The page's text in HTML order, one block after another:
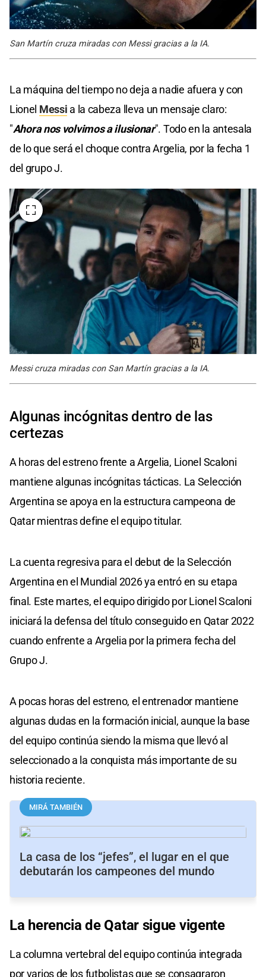
San Martín cruza miradas con Messi gracias a la IA.
La máquina del tiempo no deja a nadie afuera y con
Lionel Messi a la cabeza lleva un mensaje claro:
"Ahora nos volvimos a ilusionar". Todo en la antesala
de lo que será el choque contra Argelia, por la fecha 1
del grupo J.
Messi cruza miradas con San Martín gracias a la IA.
Algunas incógnitas dentro de las
certezas
A horas del estreno frente a Argelia, Lionel Scaloni
mantiene algunas incógnitas tácticas. La Selección
Argentina se apoya en la estructura campeona de
Qatar mientras define el equipo titular.
La cuenta regresiva para el debut de la Selección
Argentina en el Mundial 2026 ya entró en su etapa
final. Este martes, el equipo dirigido por Lionel Scaloni
iniciará la defensa del título conseguido en Qatar 2022
cuando enfrente a Argelia por la primera fecha del
Grupo J.
A pocas horas del estreno, el entrenador mantiene
algunas dudas en la formación inicial, aunque la base
del equipo continúa siendo la misma que llevó al
seleccionado a la conquista más importante de su
historia reciente.
MIRÁ TAMBIÉN
La casa de los “jefes”, el lugar en el que
debutarán los campeones del mundo
La herencia de Qatar sigue vigente
La columna vertebral del equipo continúa integrada
por varios de los futbolistas que se consagraron